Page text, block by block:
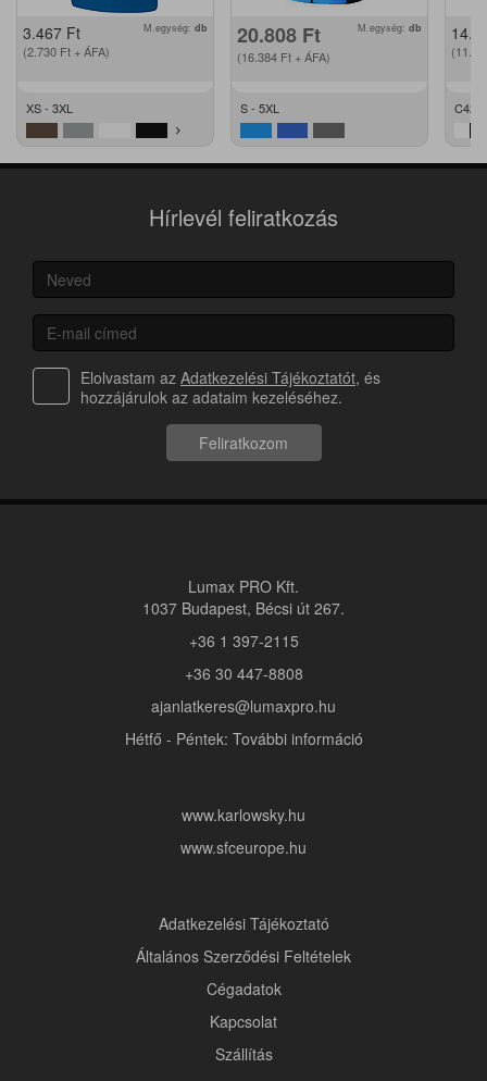
3.467 Ft
(2.730 Ft + ÁFA)
M.egység: db
XS - 3XL
20.808 Ft
(16.384 Ft + ÁFA)
M.egység: db
S - 5XL C42 -
Hírlevél feliratkozás
Elolvastam az Adatkezelési Tájékoztatót, és
hozzájárulok az adataim kezeléséhez.
Feliratkozom
Lumax PRO Kft.
1037 Budapest, Bécsi út 267.
+36 1 397-2115
+36 30 447-8808
ajanlatkeres@lumaxpro.hu
Hétfő - Péntek: További információ
www.karlowsky.hu
www.sfceurope.hu
Adatkezelési Tájékoztató
Általános Szerződési Feltételek
Cégadatok
Kapcsolat
Szállítás